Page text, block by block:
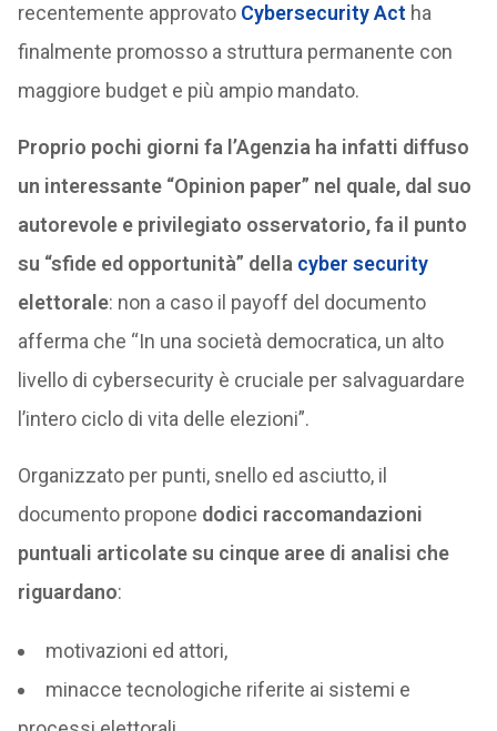
recentemente approvato Cybersecurity Act ha
finalmente promosso a struttura permanente con
maggiore budget e più ampio mandato.
Proprio pochi giorni fa l’Agenzia ha infatti diffuso
un interessante “Opinion paper” nel quale, dal suo
autorevole e privilegiato osservatorio, fa il punto
su “sfide ed opportunità” della cyber security
elettorale: non a caso il payoff del documento
afferma che “In una società democratica, un alto
livello di cybersecurity è cruciale per salvaguardare
l’intero ciclo di vita delle elezioni”.
Organizzato per punti, snello ed asciutto, il
documento propone dodici raccomandazioni
puntuali articolate su cinque aree di analisi che
riguardano:
motivazioni ed attori,
minacce tecnologiche riferite ai sistemi e